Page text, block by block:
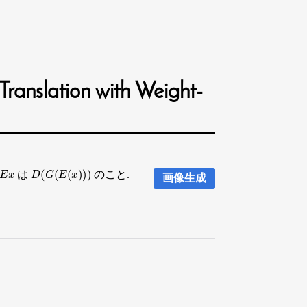
with Weight-
画像生成
x は D(G(E(x )) のこと.